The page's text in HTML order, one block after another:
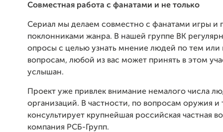
Совместная работа с фанатами и не только
Сериал мы делаем совместно с фанатами игры и
поклонниками жанра. В нашей группе ВК
опросы с целью узнать мнение людей по тем
вопросам, любой из вас может принять в этом
услышан.
Проект уже привлек внимание немалого числа
организаций. В частности, по вопросам оружия и
консультирует крупнейшая российская частная
компания РСБ-Групп.